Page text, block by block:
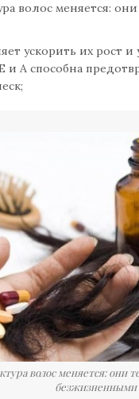
волос меняется:
ускорить их рост
и А способна
волос меняется: они
безжизненными